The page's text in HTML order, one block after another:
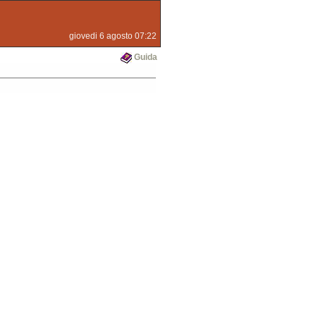
giovedi 6 agosto 07:22
Guida